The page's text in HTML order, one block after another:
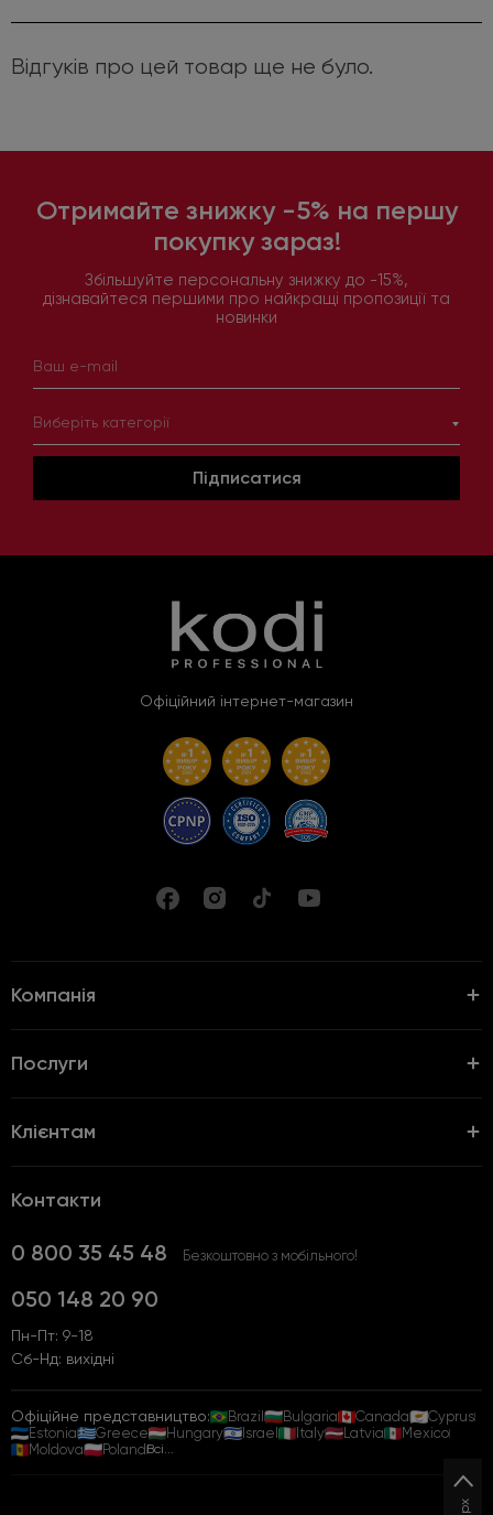
Відгуків про цей товар ще не було.
Отримайте знижку -5% на першу
покупку зараз!
Збільшуйте персональну знижку до -15%,
дізнавайтеся першими про найкращі пропозиції та
новинки
Виберіть категорії
Підписатися
Офіційний інтернет-магазин
Компанія
Послуги
Клієнтам
Контакти
0 800 35 45 48 Безкоштовно з мобільного!
050 148 20 90
Пн-Пт: 9-18
Сб-Нд: вихідні
Офіційне представництво: Brazil Bulgaria Canada
Cyprus
Estonia
Greece Hungary Israel Italy Latvia
Mexico
Moldova
PolandВсі...